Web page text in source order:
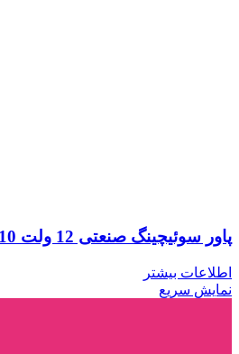
پاور سوئیچینگ صنعتی 12 ولت 10 آمپر
اطلاعات بیشتر
نمایش سریع